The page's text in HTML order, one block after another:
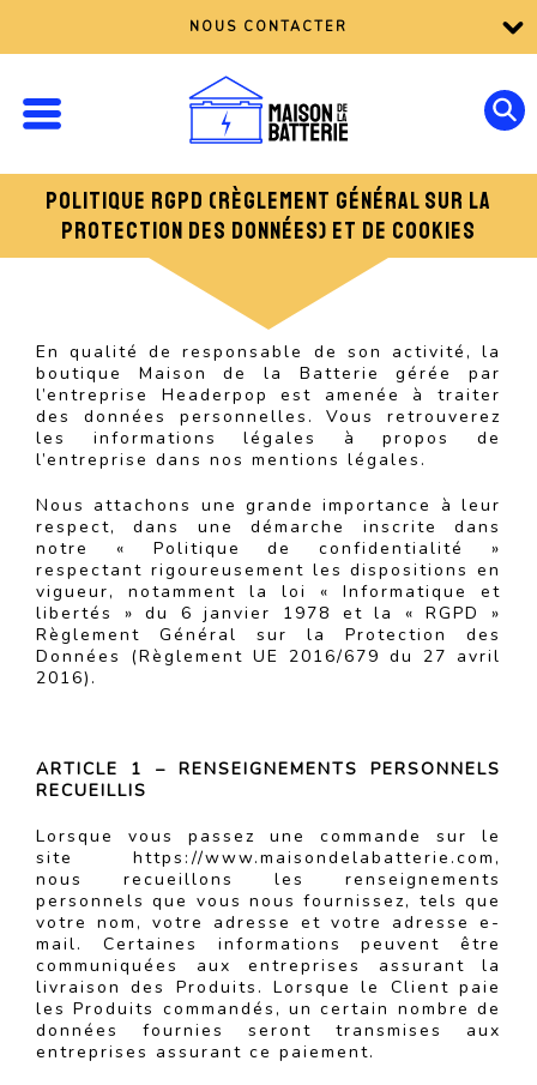
NOUS CONTACTER
POLITIQUE RGPD (RÈGLEMENT GÉNÉRAL SUR LA
PROTECTION DES DONNÉES) ET DE COOKIES
En qualité de responsable de son activité, la
boutique Maison de la Batterie gérée par
l’entreprise Headerpop est amenée à traiter
des données personnelles. Vous retrouverez
les informations légales à propos de
l’entreprise dans nos mentions légales.
Nous attachons une grande importance à leur
respect, dans une démarche inscrite dans
notre « Politique de confidentialité »
respectant rigoureusement les dispositions en
vigueur, notamment la loi « Informatique et
libertés » du 6 janvier 1978 et la « RGPD »
Règlement Général sur la Protection des
Données (Règlement UE 2016/679 du 27 avril
2016).
ARTICLE 1 – RENSEIGNEMENTS PERSONNELS
RECUEILLIS
Lorsque vous passez une commande sur le
site https://www.maisondelabatterie.com,
nous recueillons les renseignements
personnels que vous nous fournissez, tels que
votre nom, votre adresse et votre adresse e-
mail. Certaines informations peuvent être
communiquées aux entreprises assurant la
livraison des Produits. Lorsque le Client paie
les Produits commandés, un certain nombre de
données fournies seront transmises aux
entreprises assurant ce paiement.